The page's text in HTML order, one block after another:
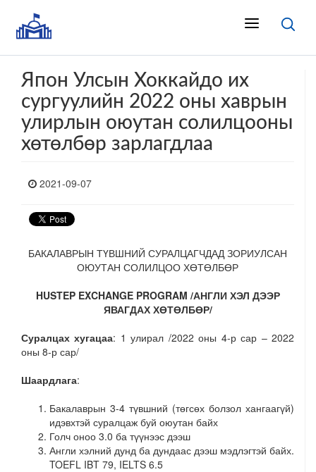
Япон Улсын Хоккайдо их
сургуулийн 2022 оны хаврын
улирлын оюутан солилцооны
хөтөлбөр зарлагдлаа
2021-09-07
БАКАЛАВРЫН ТҮВШНИЙ СУРАЛЦАГЧДАД ЗОРИУЛСАН
ОЮУТАН СОЛИЛЦОО ХӨТӨЛБӨР
HUSTEP EXCHANGE PROGRAM /АНГЛИ ХЭЛ ДЭЭР
ЯВАГДАХ ХӨТӨЛБӨР/
Суралцах хугацаа: 1 улирал /2022 оны 4-р сар – 2022
оны 8-р сар/
Шаардлага:
Бакалаврын 3-4 түвшний (төгсөх болзол хангаагүй)
идэвхтэй суралцаж буй оюутан байх
Голч оноо 3.0 ба түүнээс дээш
Англи хэлний дунд ба дундаас дээш мэдлэгтэй байх.
TOEFL IBT 79, IELTS 6.5